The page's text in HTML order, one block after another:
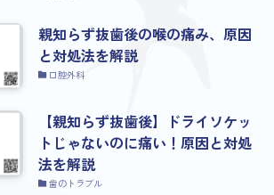
親知らず抜歯後の喉の痛み、原因
と対処法を解説
口腔外科
【親知らず抜歯後】ドライソケッ
トじゃないのに痛い！原因と対処
法を解説
歯のトラブル